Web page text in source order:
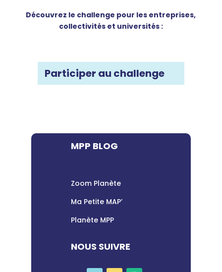
Découvrez le challenge pour les entreprises,
collectivités et universités :
Participer au challenge
MPP BLOG
Zoom Planète
Ma Petite MAP’
Planète MPP
NOUS SUIVRE